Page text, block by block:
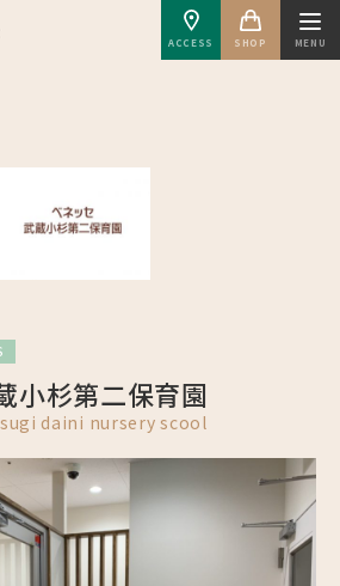
ACCESS SHOP MENU
杉第二保育園
daini nursery scool